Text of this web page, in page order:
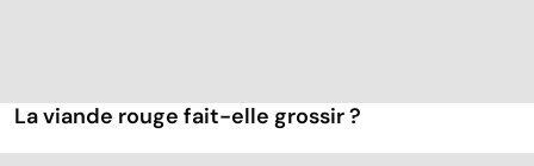
La viande rouge fait-elle grossir ?